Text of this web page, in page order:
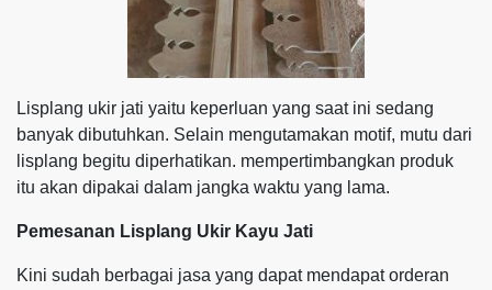
Lisplang ukir jati yaitu keperluan yang saat ini sedang
banyak dibutuhkan. Selain mengutamakan motif, mutu dari
lisplang begitu diperhatikan. mempertimbangkan produk
itu akan dipakai dalam jangka waktu yang lama.
Pemesanan Lisplang Ukir Kayu Jati
Kini sudah berbagai jasa yang dapat mendapat orderan